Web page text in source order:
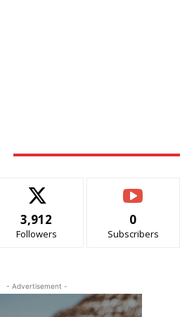
3,912
Followers
0
Subscribers
- Advertisement -